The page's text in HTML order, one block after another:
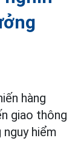
hàng
giao thông
hiểm